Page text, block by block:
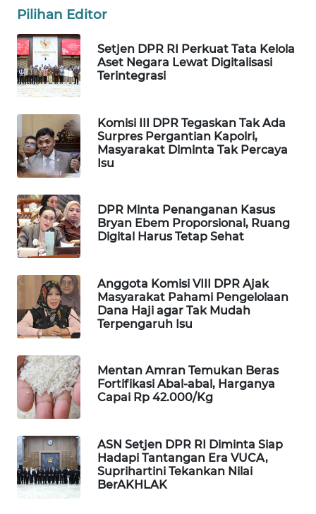
Pilihan Editor
Setjen DPR RI Perkuat Tata Kelola
Aset Negara Lewat Digitalisasi
Terintegrasi
Komisi III DPR Tegaskan Tak Ada
Surpres Pergantian Kapolri,
Masyarakat Diminta Tak Percaya
Isu
DPR Minta Penanganan Kasus
Bryan Ebem Proporsional, Ruang
Digital Harus Tetap Sehat
Anggota Komisi VIII DPR Ajak
Masyarakat Pahami Pengelolaan
Dana Haji agar Tak Mudah
Terpengaruh Isu
Mentan Amran Temukan Beras
Fortifikasi Abal-abal, Harganya
Capai Rp 42.000/Kg
ASN Setjen DPR RI Diminta Siap
Hadapi Tantangan Era VUCA,
Suprihartini Tekankan Nilai
BerAKHLAK
WAHANA
TV
WAHANANEWS
ID
WAHANANEWS
CO ID
WAHANANEWS
NET
WAHANA
SPORT
UMKM
WAHANA
SELEB
WAHANA
PERSONA
OTOMOTIF
WAHANA
HEALTH